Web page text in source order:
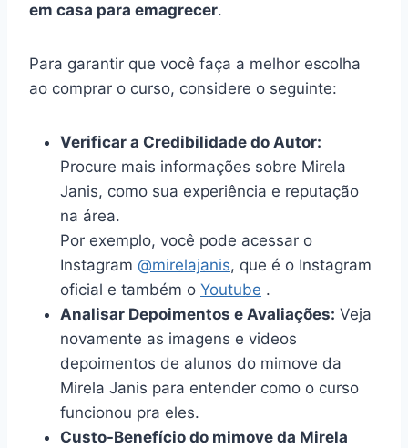
em casa para emagrecer.
Para garantir que você faça a melhor escolha
ao comprar o curso, considere o seguinte:
Verificar a Credibilidade do Autor:
Procure mais informações sobre Mirela
Janis, como sua experiência e reputação
na área.
Por exemplo, você pode acessar o
Instagram @mirelajanis, que é o Instagram
oficial e também o Youtube .
Analisar Depoimentos e Avaliações: Veja
novamente as imagens e videos
depoimentos de alunos do mimove da
Mirela Janis para entender como o curso
funcionou pra eles.
Custo-Benefício do mimove da Mirela